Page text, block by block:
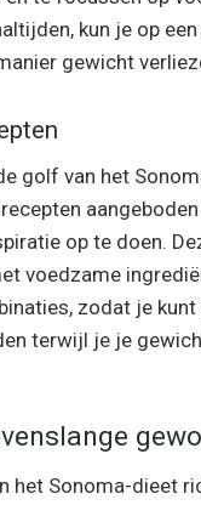
kun je op
gewicht
golf van het
op te doen.
voedzame
zodat je kunt
terwijl je je
het Sonoma-dieet